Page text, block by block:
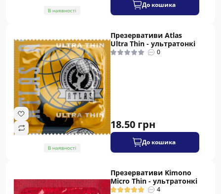
В наявності
До кошика
В наявності
Презервативи Atlas
Ultra Thin - ультратонкі
0
18.50 грн
До кошика
Презервативи Kimono
Micro Thin - ультратонкі
4